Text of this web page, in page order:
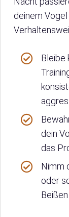
deinem
Bleibe
dein
das
Nimm
oder